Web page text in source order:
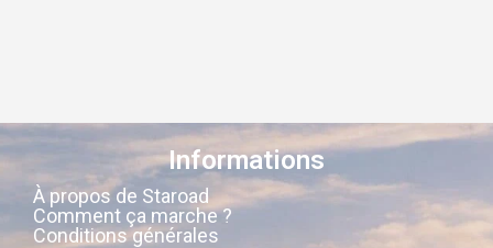
Informations
À propos de Staroad
Comment ça marche ?
Conditions générales